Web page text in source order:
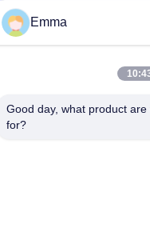
Adres
Oda 1209-1210, Hai Jun
Emma
Good day, what product are
for?